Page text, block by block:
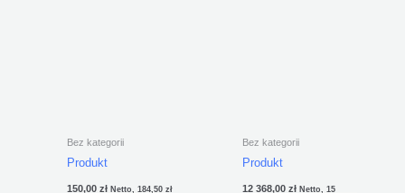
Bez kategorii
Produkt
150,00 zł Netto, 184,50 zł
Bez kategorii
Produkt
12 368,00zł Netto,15